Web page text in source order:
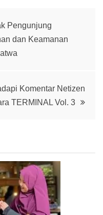
Pengunjung
dan Keamanan
Komentar Netizen
TERMINAL Vol. 3